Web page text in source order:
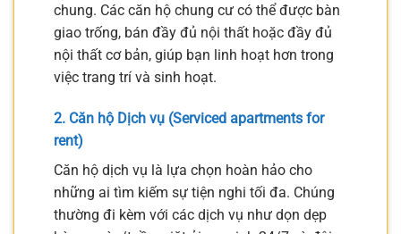
chung. Các căn hộ chung cư có thể được bàn
giao trống, bán đầy đủ nội thất hoặc đầy đủ
nội thất cơ bản, giúp bạn linh hoạt hơn trong
việc trang trí và sinh hoạt.
2. Căn hộ Dịch vụ (Serviced apartments for
rent)
Căn hộ dịch vụ là lựa chọn hoàn hảo cho
những ai tìm kiếm sự tiện nghi tối đa. Chúng
thường đi kèm với các dịch vụ như dọn dẹp